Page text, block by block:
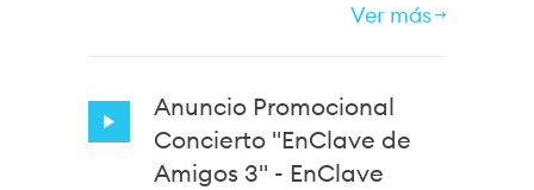
Ver más
Anuncio Promocional
Concierto "EnClave de
Amigos 3" - EnClave